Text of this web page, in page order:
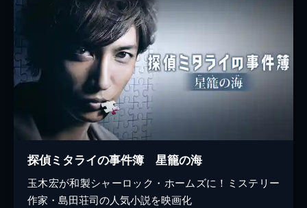
探偵ミタライの事件簿 星籠の海
玉木宏が和製シャーロック・ホームズに！ミステリー
作家・島田荘司の人気小説を映画化